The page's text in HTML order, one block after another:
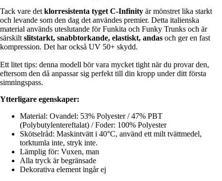
Tack vare det klorresistenta tyget C-Infinity är mönstret lika starkt
och levande som den dag det användes premier. Detta italienska
material används uteslutande för Funkita och Funky Trunks och är
särskilt slitstarkt, snabbtorkande, elastiskt, andas och ger en fast
kompression. Det har också UV 50+ skydd.
Ett litet tips: denna modell bör vara mycket tight när du provar den,
eftersom den då anpassar sig perfekt till din kropp under ditt första
simningspass.
Ytterligare egenskaper:
Material: Ovandel: 53% Polyester / 47% PBT
(Polybutylentereftalat) / Foder: 100% Polyester
Skötselråd: Maskintvätt i 40°C, använd ett milt tvättmedel,
torktumla inte, stryk inte.
Lämplig för: Vuxen, man
Alla tryck är begränsade
Dekorativa element ingår ej